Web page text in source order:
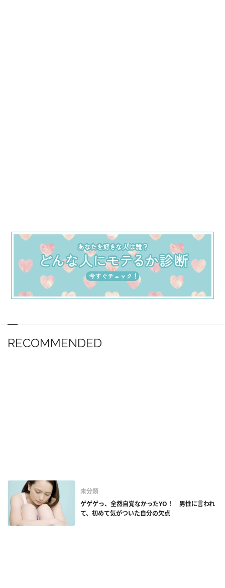
RECOMMENDED
未分類
ゲゲゲっ、全然自覚なかったYO！ 男性に言われ
て、初めて気がついた自分の欠点